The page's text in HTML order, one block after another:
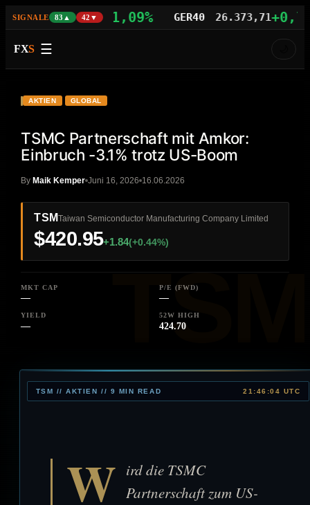
SIGNALE 83▲ 42▼
29.742,21+1,09% GER40 26.373,71+0,77%
FXS ☰
TSM
AKTIEN GLOBAL
TSMC Partnerschaft mit Amkor:
Einbruch -3.1% trotz US-Boom
ByMaik Kemper Juni 16, 2026 16.06.2026
TSMTaiwan Semiconductor Manufacturing Company Limited
$420.95+1.84(+0.44%)
MKT CAP
—
P/E (FWD)
—
YIELD
—
52W HIGH
424.70
TSM // AKTIEN // 9 MIN READ 21:46:04 UTC
W ird die TSMC
Partnerschaft zum US-